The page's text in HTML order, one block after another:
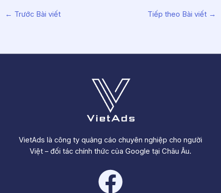
← Trước Bài viết Tiếp theo Bài viết →
VietAds là công ty quảng cáo chuyên nghiệp cho người
Việt – đối tác chính thức của Google tại Châu Âu.